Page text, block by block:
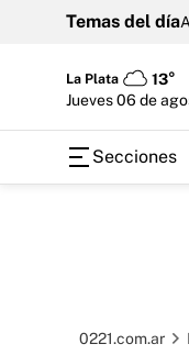
Temas del día
La Plata
13°
jueves 06 de
Secciones
0221.com.ar